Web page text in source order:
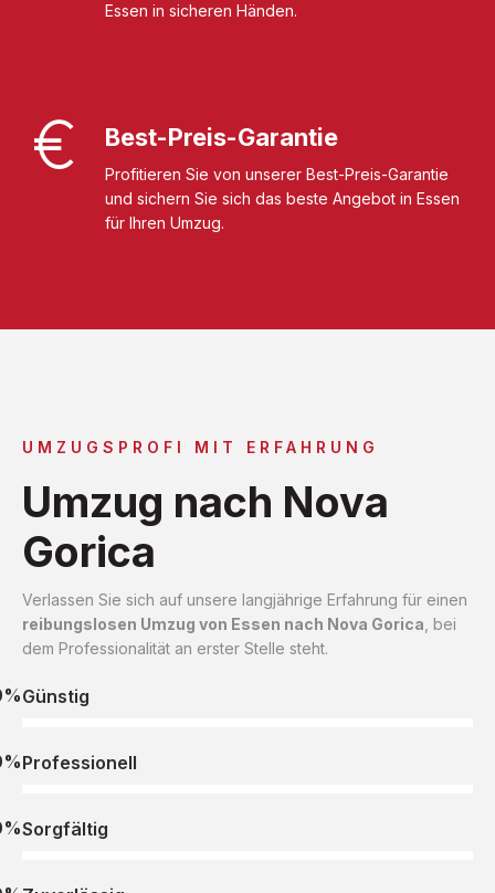
Essen in sicheren Händen.
Best-Preis-Garantie
Profitieren Sie von unserer Best-Preis-Garantie
und sichern Sie sich das beste Angebot in Essen
für Ihren Umzug.
UMZUGSPROFI MIT ERFAHRUNG
Umzug nach Nova
Gorica
Verlassen Sie sich auf unsere langjährige Erfahrung für einen
reibungslosen Umzug von Essen nach Nova Gorica , bei
dem Professionalität an erster Stelle steht.
Günstig
Professionell
Sorgfältig